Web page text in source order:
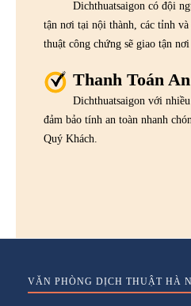
Dichthuatsaigon có đội
tận nơi tại nội thành, các tỉnh
thuật công chứng sẽ giao tận
Thanh Toán
Dichthuatsaigon với
đảm bảo tính an toàn nhanh
Quý Khách.
VĂN PHÒNG DỊCH THUẬT HÀ